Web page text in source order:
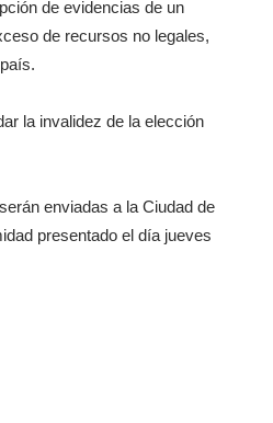
de evidencias de un
de recursos no legales,
la invalidez de la elección
enviadas a la Ciudad de
presentado el día jueves